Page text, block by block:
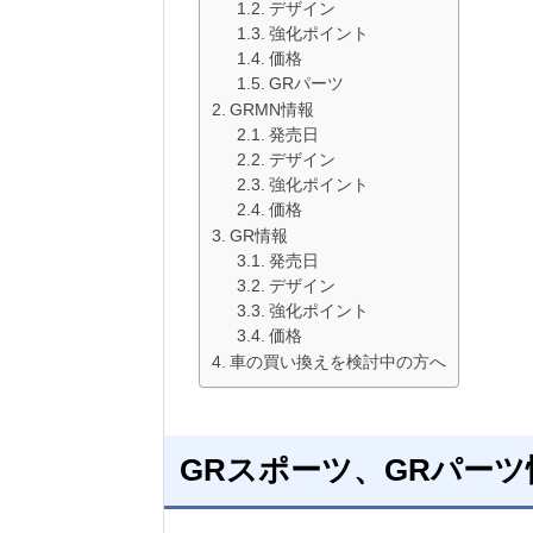
デザイン
強化ポイント
価格
GRパーツ
GRMN情報
発売日
デザイン
強化ポイント
価格
GR情報
発売日
デザイン
強化ポイント
価格
車の買い換えを検討中の方へ
GRスポーツ、GRパーツ